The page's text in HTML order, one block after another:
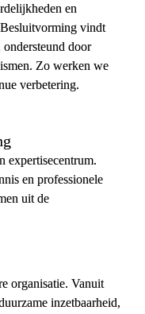
en
vindt
ondersteund door
Zo werken we
verbetering.
expertisecentrum.
en professionele
uit de
organisatie. Vanuit
inzetbaarheid,